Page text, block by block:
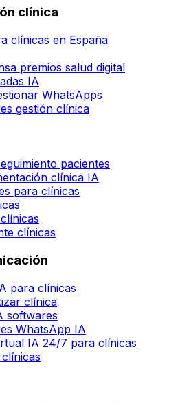
clínica
clínicas en España
premios salud digital
IA
WhatsApps
gestión clínica
pacientes
clínica IA
para clínicas
clínicas
para clínicas
clínica
softwares
WhatsApp IA
IA 24/7 para clínicas